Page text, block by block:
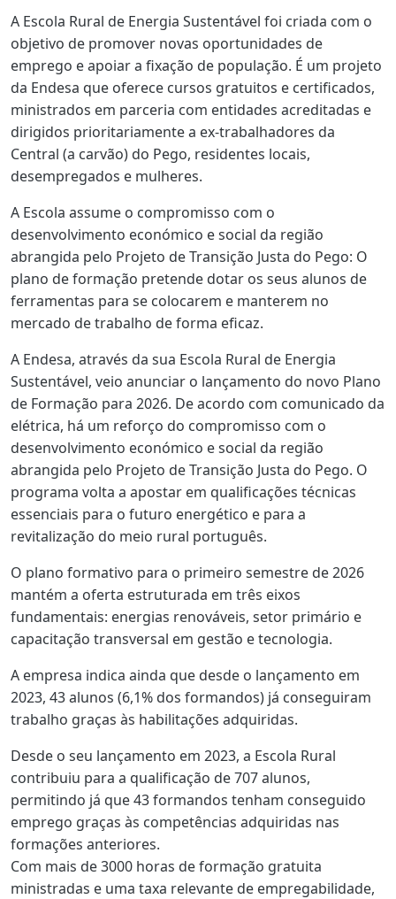
A Escola Rural de Energia Sustentável foi criada com o
objetivo de promover novas oportunidades de
emprego e apoiar a fixação de população. É um projeto
da Endesa que oferece cursos gratuitos e certificados,
ministrados em parceria com entidades acreditadas e
dirigidos prioritariamente a ex‑trabalhadores da
Central (a carvão) do Pego, residentes locais,
desempregados e mulheres.
A Escola assume o compromisso com o
desenvolvimento económico e social da região
abrangida pelo Projeto de Transição Justa do Pego: O
plano de formação pretende dotar os seus alunos de
ferramentas para se colocarem e manterem no
mercado de trabalho de forma eficaz.
A Endesa, através da sua Escola Rural de Energia
Sustentável, veio anunciar o lançamento do novo Plano
de Formação para 2026. De acordo com comunicado da
elétrica, há um reforço do compromisso com o
desenvolvimento económico e social da região
abrangida pelo Projeto de Transição Justa do Pego. O
programa volta a apostar em qualificações técnicas
essenciais para o futuro energético e para a
revitalização do meio rural português.
O plano formativo para o primeiro semestre de 2026
mantém a oferta estruturada em três eixos
fundamentais: energias renováveis, setor primário e
capacitação transversal em gestão e tecnologia.
A empresa indica ainda que desde o lançamento em
2023, 43 alunos (6,1% dos formandos) já conseguiram
trabalho graças às habilitações adquiridas.
Desde o seu lançamento em 2023, a Escola Rural
contribuiu para a qualificação de 707 alunos,
permitindo já que 43 formandos tenham conseguido
emprego graças às competências adquiridas nas
formações anteriores.
Com mais de 3000 horas de formação gratuita
ministradas e uma taxa relevante de empregabilidade,